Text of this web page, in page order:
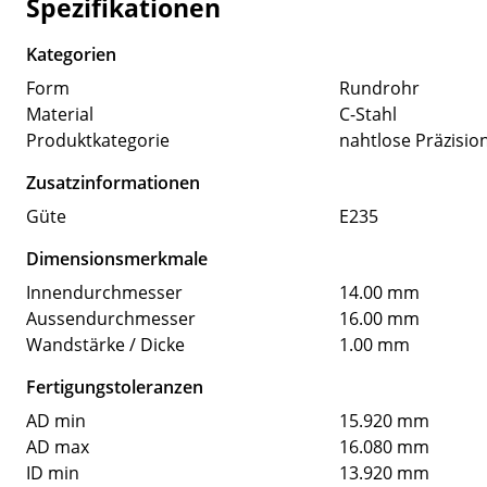
Spezifikationen
Kategorien
Form
Rundrohr
Material
C-Stahl
Produktkategorie
nahtlose
Zusatzinformationen
Güte
E235
Dimensionsmerkmale
Innendurchmesser
14.00 mm
Aussendurchmesser
16.00 mm
Wandstärke / Dicke
1.00 mm
Fertigungstoleranzen
AD min
15.920 mm
AD max
16.080 mm
ID min
13.920 mm